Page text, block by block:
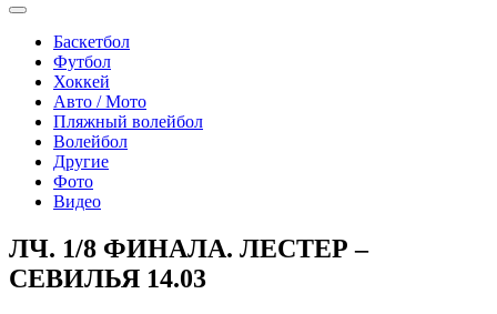
Баскетбол
Футбол
Хоккей
Авто / Мото
Пляжный волейбол
Волейбол
Другие
Фото
Видео
ЛЧ. 1/8 ФИНАЛА. ЛЕСТЕР –
СЕВИЛЬЯ 14.03